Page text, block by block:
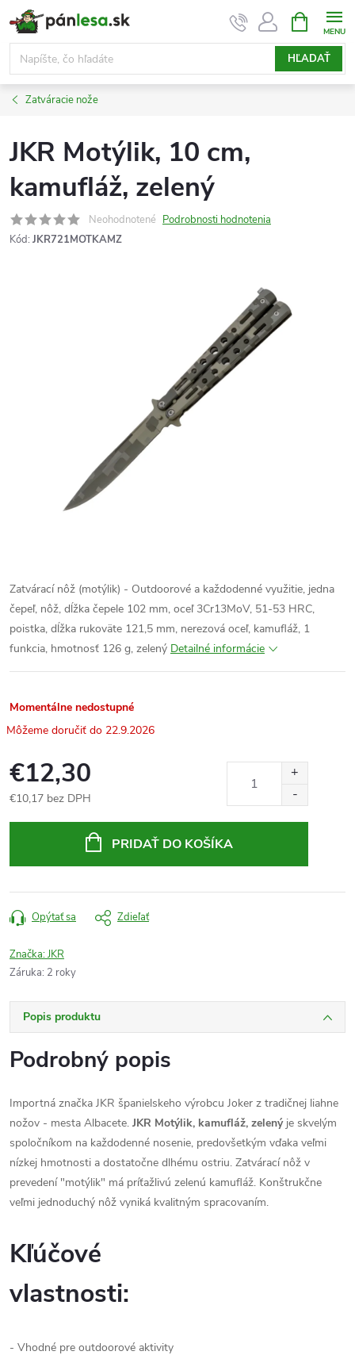
Prejsť
na
obsah
HĽADAŤ
KOŠÍK
Zatváracie nože
JKR Motýlik, 10 cm,
kamufláž, zelený
Neohodnotené Podrobnosti hodnotenia
Kód: JKR721MOTKAMZ
Zatvárací nôž (motýlik) - Outdoorové a každodenné využitie, jedna
čepeľ, nôž, dĺžka čepele 102 mm, oceľ 3Cr13MoV, 51-53 HRC,
poistka, dĺžka rukoväte 121,5 mm, nerezová oceľ, kamufláž, 1
funkcia, hmotnosť 126 g, zelený Detailné informácie
Momentálne nedostupné
22.9.2026
€12,30
€10,17 bez DPH
PRIDAŤ DO KOŠÍKA
Opýtať sa Zdieľať
Značka:JKR
Záruka: 2 roky
Popis produktu
Podrobný popis
Importná značka JKR španielskeho výrobcu Joker z tradičnej liahne
nožov - mesta Albacete. JKR Motýlik, kamufláž, zelenýje skvelým
spoločníkom na každodenné nosenie, predovšetkým vďaka veľmi
nízkej hmotnosti a dostatočne dlhému ostriu. Zatvárací nôž v
prevedení "motýlik" má príťažlivú zelenú kamufláž. Konštrukčne
veľmi jednoduchý nôž vyniká kvalitným spracovaním.
Kľúčové
vlastnosti:
- Vhodné pre outdoorové aktivity